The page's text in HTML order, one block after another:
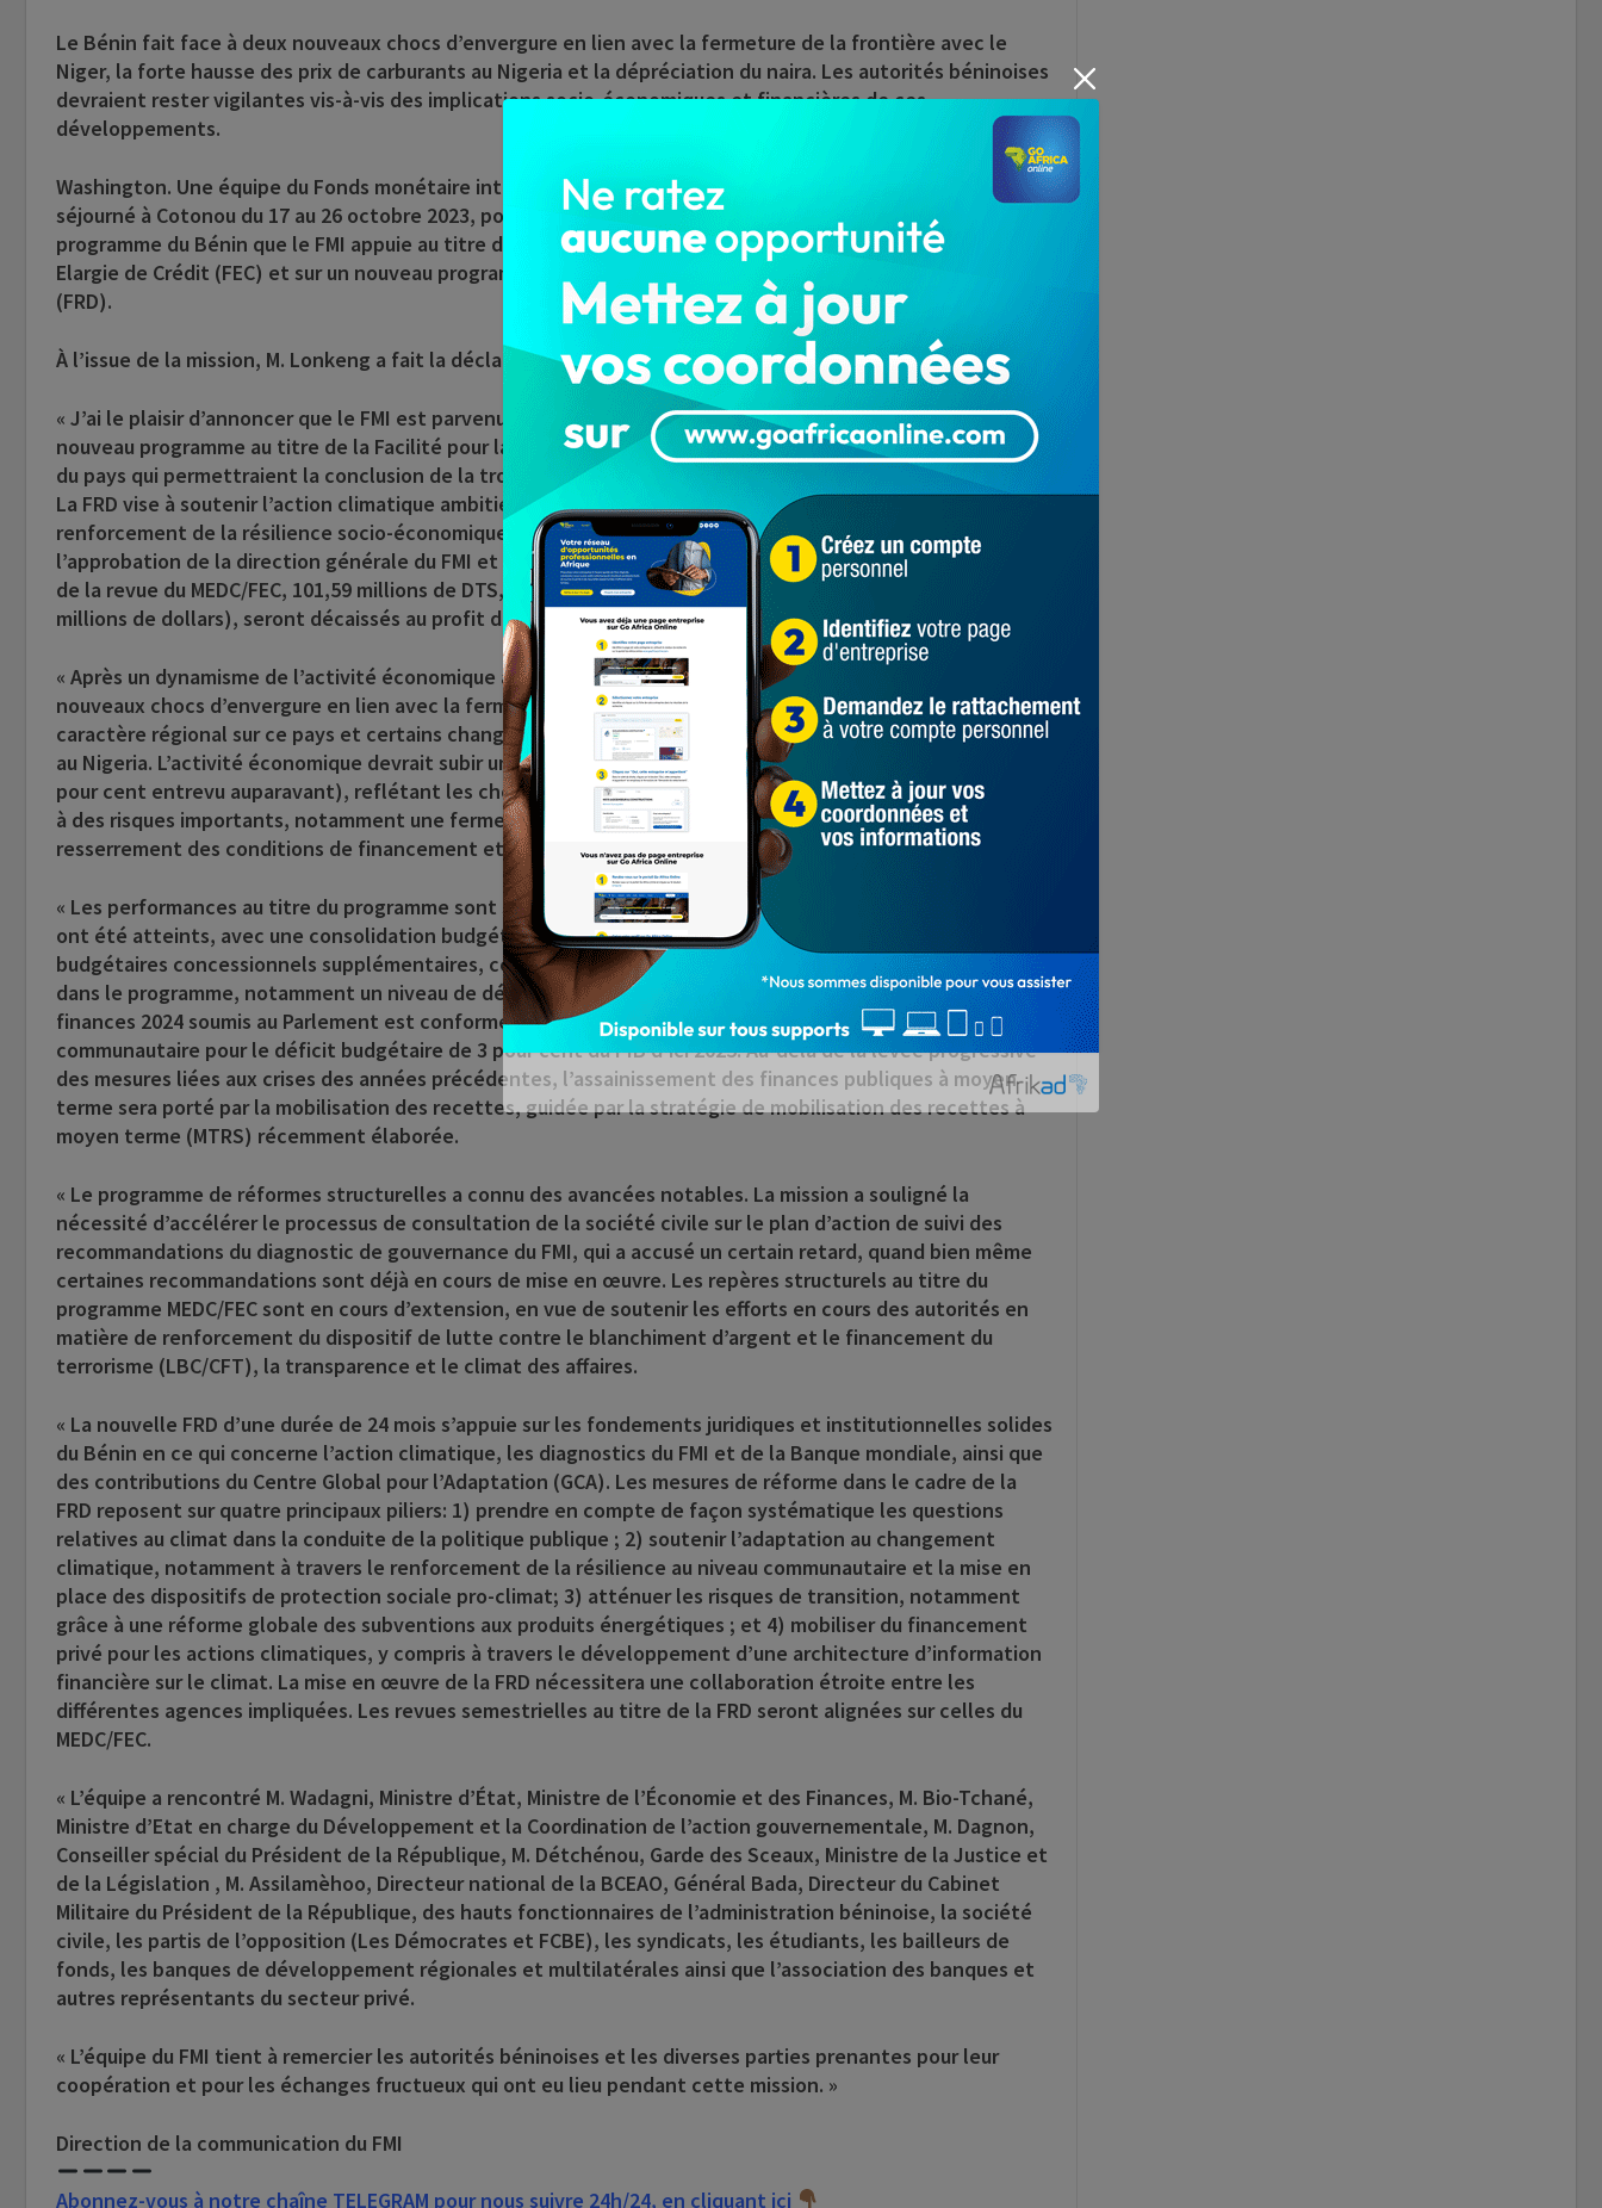
Le Bénin fait face à deux nouveaux chocs d’envergure en lien avec la fermeture de la frontière avec le
Niger, la forte hausse des prix de carburants au Nigeria et la dépréciation du naira. Les autorités béninoises
devraient rester vigilantes vis-à-vis des implications socio-économiques et financières de ces
développements.
Washington. Une équipe du Fonds monétaire international (FMI), dirigée par M. Constant Lonkeng, a
séjourné à Cotonou du 17 au 26 octobre 2023, pour tenir des discussions portant sur la troisième revue du
programme du Bénin que le FMI appuie au titre du Mécanisme Elargi de Crédit (MEDC) et de la Facilite
Elargie de Crédit (FEC) et sur un nouveau programme au titre de la Facilité pour la Résilience et la Durabilité
(FRD).
À l’issue de la mission, M. Lonkeng a fait la déclaration suivante :
« J’ai le plaisir d’annoncer que le FMI est parvenu à un accord au niveau des services avec le Bénin sur un
nouveau programme au titre de la Facilité pour la Résilience et la Durabilité (FRD) et sur des engagements
du pays qui permettraient la conclusion de la troisième revue au titre de l’accord mixte MEDC/FEC en cours.
La FRD vise à soutenir l’action climatique ambitieuse du Benin, complétant ainsi le MEDC/FEC dans le
renforcement de la résilience socio-économique au pays. Cet accord au niveau des services est sujet à
l’approbation de la direction générale du FMI et de son conseil d’administration. A la suite de la conclusion
de la revue du MEDC/FEC, 101,59 millions de DTS, soit 82 pour cent de la quote-part du Benin (environ 134
millions de dollars), seront décaissés au profit du budget de l’Etat.
« Après un dynamisme de l’activité économique au cours du premier semestre, le Bénin fait face à deux
nouveaux chocs d’envergure en lien avec la fermeture de la frontière avec le Niger à la suite de sanctions à
caractère régional sur ce pays et certains changements de politique économique à la suite des élections
au Nigeria. L’activité économique devrait subir un accroissement de 5,6 pour cent cette année (contre 6
pour cent entrevu auparavant), reflétant les chocs en cours. Les perspectives de croissance sont sujettes
à des risques importants, notamment une fermeture prolongée de la frontière avec le Niger, le
resserrement des conditions de financement et l’avènement des chocs météorologiques.
« Les performances au titre du programme sont solides — tous les objectifs quantitatifs pour fin juin 2023
ont été atteints, avec une consolidation budgétaire en cours. Les autorités ont mobilisé des appuis
budgétaires concessionnels supplémentaires, ce qui permettra d’utiliser la marge de flexibilité prévue
dans le programme, notamment un niveau de déficit budgétaire un peu plus élevé. Le projet de loi de
finances 2024 soumis au Parlement est conforme à l’objectif des autorités de converger vers la norme
communautaire pour le déficit budgétaire de 3 pour cent du PIB d’ici 2025. Au-delà de la levée progressive
des mesures liées aux crises des années précédentes, l’assainissement des finances publiques à moyen
terme sera porté par la mobilisation des recettes, guidée par la stratégie de mobilisation des recettes à
moyen terme (MTRS) récemment élaborée.
« Le programme de réformes structurelles a connu des avancées notables. La mission a souligné la
nécessité d’accélérer le processus de consultation de la société civile sur le plan d’action de suivi des
recommandations du diagnostic de gouvernance du FMI, qui a accusé un certain retard, quand bien même
certaines recommandations sont déjà en cours de mise en œuvre. Les repères structurels au titre du
programme MEDC/FEC sont en cours d’extension, en vue de soutenir les efforts en cours des autorités en
matière de renforcement du dispositif de lutte contre le blanchiment d’argent et le financement du
terrorisme (LBC/CFT), la transparence et le climat des affaires.
« La nouvelle FRD d’une durée de 24 mois s’appuie sur les fondements juridiques et institutionnelles solides
du Bénin en ce qui concerne l’action climatique, les diagnostics du FMI et de la Banque mondiale, ainsi que
des contributions du Centre Global pour l’Adaptation (GCA). Les mesures de réforme dans le cadre de la
FRD reposent sur quatre principaux piliers: 1) prendre en compte de façon systématique les questions
relatives au climat dans la conduite de la politique publique ; 2) soutenir l’adaptation au changement
climatique, notamment à travers le renforcement de la résilience au niveau communautaire et la mise en
place des dispositifs de protection sociale pro-climat; 3) atténuer les risques de transition, notamment
grâce à une réforme globale des subventions aux produits énergétiques ; et 4) mobiliser du financement
privé pour les actions climatiques, y compris à travers le développement d’une architecture d’information
financière sur le climat. La mise en œuvre de la FRD nécessitera une collaboration étroite entre les
différentes agences impliquées. Les revues semestrielles au titre de la FRD seront alignées sur celles du
MEDC/FEC.
« L’équipe a rencontré M. Wadagni, Ministre d’État, Ministre de l’Économie et des Finances, M. Bio-Tchané,
Ministre d’Etat en charge du Développement et la Coordination de l’action gouvernementale, M. Dagnon,
Conseiller spécial du Président de la République, M. Détchénou, Garde des Sceaux, Ministre de la Justice et
de la Législation , M. Assilamèhoo, Directeur national de la BCEAO, Général Bada, Directeur du Cabinet
Militaire du Président de la République, des hauts fonctionnaires de l’administration béninoise, la société
civile, les partis de l’opposition (Les Démocrates et FCBE), les syndicats, les étudiants, les bailleurs de
fonds, les banques de développement régionales et multilatérales ainsi que l’association des banques et
autres représentants du secteur privé.
« L’équipe du FMI tient à remercier les autorités béninoises et les diverses parties prenantes pour leur
coopération et pour les échanges fructueux qui ont eu lieu pendant cette mission. »
Direction de la communication du FMI
Abonnez-vous à notre chaîne TELEGRAM pour nous suivre 24h/24, en cliquant ici